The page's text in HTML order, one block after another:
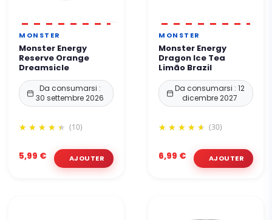
MONSTER
Monster Energy
Reserve Orange
Dreamsicle
Da consumarsi :
30 settembre 2026
(10)
5,99 €
MONSTER
Monster Energy
Dragon Ice Tea
Limão Brazil
Da consumarsi : 12
dicembre 2027
(30)
6,99 €